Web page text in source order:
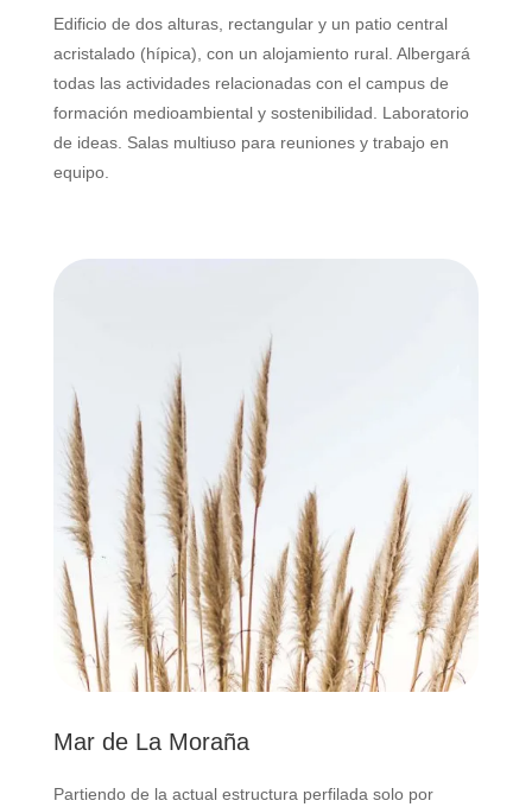
Edificio de dos alturas, rectangular y un patio central
acristalado (hípica), con un alojamiento rural. Albergará
todas las actividades relacionadas con el campus de
formación medioambiental y sostenibilidad. Laboratorio
de ideas. Salas multiuso para reuniones y trabajo en
equipo.
Mar de La Moraña
Partiendo de la actual estructura perfilada solo por